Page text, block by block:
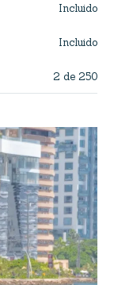
Incluido
Incluido
2 de 250